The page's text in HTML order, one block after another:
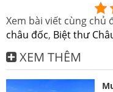
Xem bài viết cùng chủ
châu đốc, Biệt thư
XEM THÊM